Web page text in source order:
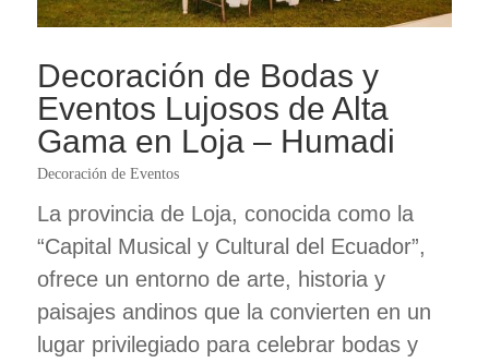
Decoración de Bodas y
Eventos Lujosos de Alta
Gama en Loja – Humadi
Decoración de Eventos
La provincia de Loja, conocida como la
“Capital Musical y Cultural del Ecuador”,
ofrece un entorno de arte, historia y
paisajes andinos que la convierten en un
lugar privilegiado para celebrar bodas y